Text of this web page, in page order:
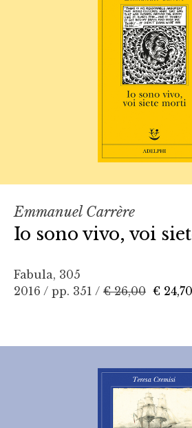
Emmanuel Carrère
Io sono vivo, voi
Fabula, 305
2016 / pp. 351 / € 26,00 € 24,70